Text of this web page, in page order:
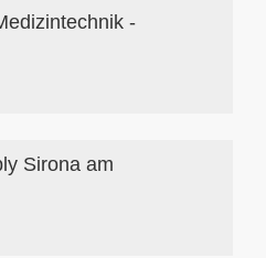
-
Sirona am